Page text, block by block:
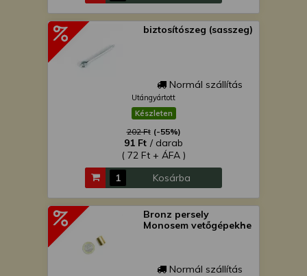
biztosítószeg (sasszeg)
Normál szállítás
Utángyártott
Készleten
202 Ft (-55%)
91 Ft / darab
( 72 Ft + ÁFA )
Kosárba
Bronz persely
Monosem vetőgépekhe
Normál szállítás